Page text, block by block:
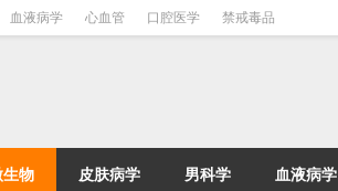
血液病学 心血管 口腔医学 禁戒毒品
生物 皮肤病学 男科学 血液病学